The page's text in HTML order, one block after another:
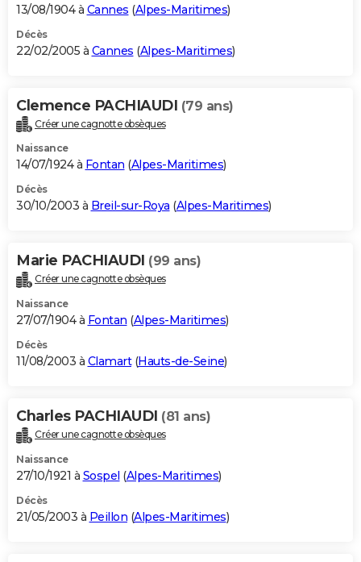
13/08/1904 à Cannes (Alpes-Maritimes)
Décès
22/02/2005 à Cannes (Alpes-Maritimes)
Clemence PACHIAUDI (79 ans)
Créer une cagnotte obsèques
Naissance
14/07/1924 à Fontan (Alpes-Maritimes)
Décès
30/10/2003 à Breil-sur-Roya (Alpes-Maritimes)
Marie PACHIAUDI (99 ans)
Créer une cagnotte obsèques
Naissance
27/07/1904 à Fontan (Alpes-Maritimes)
Décès
11/08/2003 à Clamart(Hauts-de-Seine)
Charles PACHIAUDI (81 ans)
Créer une cagnotte obsèques
Naissance
27/10/1921 à Sospel (Alpes-Maritimes)
Décès
21/05/2003 à Peillon (Alpes-Maritimes)